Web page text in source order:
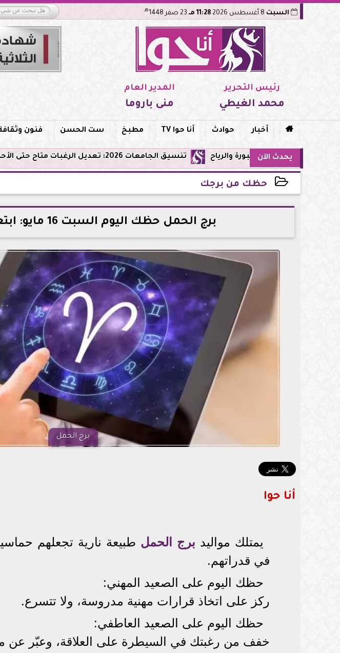
السبت 11:28 مـ هـ
رئيس التحرير
محمد الغيطي
المدير العام
منى باروما
 أخبار حوادث أنا حوا TV مطبخ ست الحسن فنون
يحدث الآن تنسيق الجامعات 2026: تعديل الرغبات متاح حتى الأحد 9 أغسطس.. اعرف القواعد والمواعيد والنصائح قبل غلق التسجيل
حظك من برجك
2026-05-16 23:40:38
برج الحمل حظك اليوم السبت 16 مايو: ابتعد عن الإرهاق
برج الحمل
أنا حوا
يمتلك مواليد برج الحمل طبيعة نارية تجعلهم
في قدراتهم.
حظك اليوم على الصعيد المهني:
ركز على اتخاذ قرارات مهنية مدروسة، ولا تتسرع.
حظك اليوم على الصعيد العاطفي:
خفف من رغبتك في السيطرة على العلاقة، وعبّر عن